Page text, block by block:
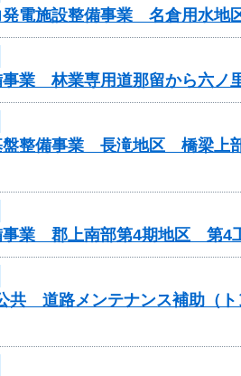
発電施設整備事業 名倉用水
事業 林業専用道那留から六ノ
盤整備事業 長滝地区 橋梁上
事業 郡上南部第4期地区 第4
共 道路メンテナンス補助（